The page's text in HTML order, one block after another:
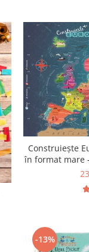
Construiește
în format mare
-13%